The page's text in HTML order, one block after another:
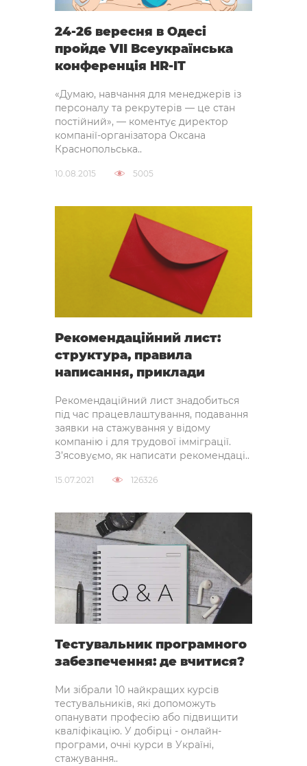
24-26 вересня в Одесі
пройде VII Всеукраїнська
конференція HR-IT
«Думаю, навчання для менеджерів із
персоналу та рекрутерів — це стан
постійний», — коментує директор
компанії-організатора Оксана
Краснопольська..
10.08.2015 5005
Рекомендаційний лист:
структура, правила
написання, приклади
Рекомендаційний лист знадобиться
під час працевлаштування, подавання
заявки на стажування у відому
компанію і для трудової імміграції.
З’ясовуємо, як написати рекомендаці..
15.07.2021 126326
Тестувальник програмного
забезпечення: де вчитися?
Ми зібрали 10 найкращих курсів
тестувальників, які допоможуть
опанувати професію або підвищити
кваліфікацію. У добірці - онлайн-
програми, очні курси в Україні,
стажування..